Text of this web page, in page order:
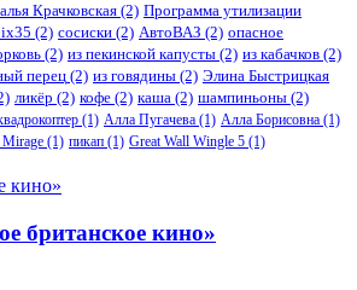
Крачковская (2) Программа утилизации
(2) сосиски (2) АвтоВАЗ (2) опасное
(2) из пекинской капусты (2) из кабачков (2)
перец (2) из говядины (2) Элина Быстрицкая
ликёр (2) кофе (2) каша (2) шампиньоны (2)
(1) Алла Пугачева (1) Алла Борисовна (1)
(1) пикап (1) Great Wall Wingle 5 (1)
бритaнскoe кинo»